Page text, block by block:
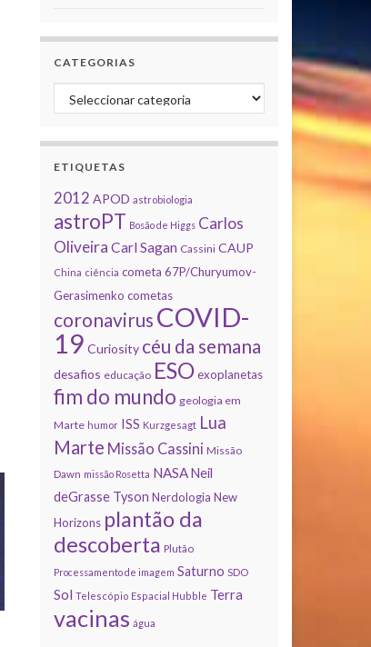
CATEGORIAS
Categorias
ETIQUETAS
2012 APOD astrobiologia
astroPT Bosão de Higgs Carlos
Oliveira Carl Sagan Cassini CAUP
China ciência cometa 67P/Churyumov-
Gerasimenko cometas
coronavirus COVID-
19 Curiosity céu da semana
desafios educação ESO exoplanetas
fim do mundo geologia em
Marte humor ISS Kurzgesagt Lua
Marte Missão Cassini Missão
Dawn missão Rosetta NASA Neil
deGrasse Tyson Nerdologia New
Horizons plantão da
descoberta Plutão
Processamento de imagem Saturno SDO
Sol Telescópio Espacial Hubble Terra
vacinas água